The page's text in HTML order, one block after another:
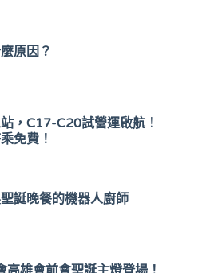
原因？
，C17-C20試營運啟航！
免費！
誕晚餐的機器人廚師